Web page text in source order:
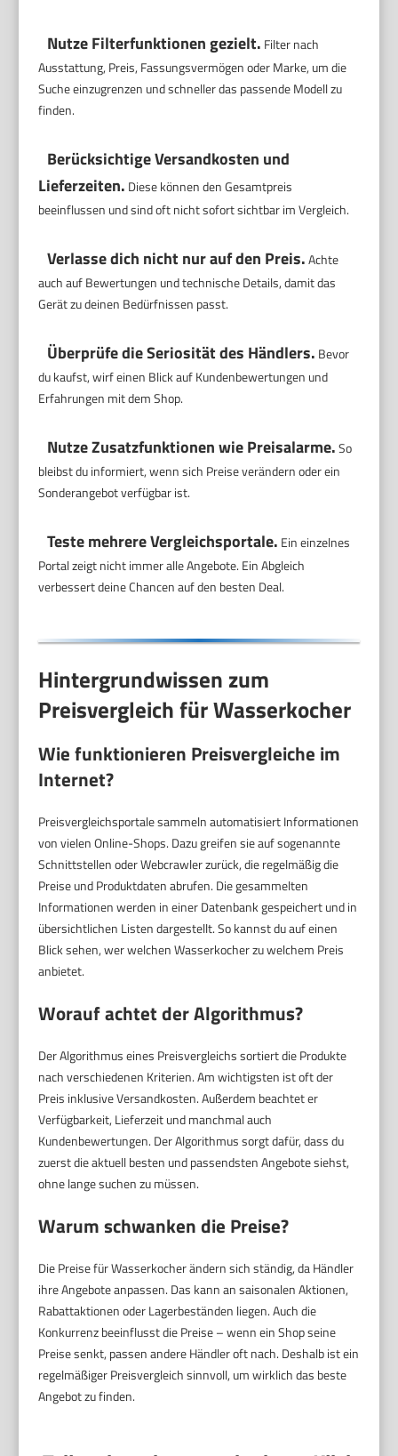
Nutze Filterfunktionen gezielt. Filter nach
Ausstattung, Preis, Fassungsvermögen oder Marke, um die
Suche einzugrenzen und schneller das passende Modell zu
finden.
Berücksichtige Versandkosten und
Lieferzeiten. Diese können den Gesamtpreis
beeinflussen und sind oft nicht sofort sichtbar im Vergleich.
Verlasse dich nicht nur auf den Preis.Achte
auch auf Bewertungen und technische Details, damit das
Gerät zu deinen Bedürfnissen passt.
Überprüfe die Seriosität des Händlers. Bevor
du kaufst, wirf einen Blick auf Kundenbewertungen und
Erfahrungen mit dem Shop.
Nutze Zusatzfunktionen wie Preisalarme.So
bleibst du informiert, wenn sich Preise verändern oder ein
Sonderangebot verfügbar ist.
Teste mehrere Vergleichsportale. Ein einzelnes
Portal zeigt nicht immer alle Angebote. Ein Abgleich
verbessert deine Chancen auf den besten Deal.
Hintergrundwissen zum
Preisvergleich für Wasserkocher
Wie funktionieren Preisvergleiche im
Internet?
Preisvergleichsportale sammeln automatisiert Informationen
von vielen Online-Shops. Dazu greifen sie auf sogenannte
Schnittstellen oder Webcrawler zurück, die regelmäßig die
Preise und Produktdaten abrufen. Die gesammelten
Informationen werden in einer Datenbank gespeichert und in
übersichtlichen Listen dargestellt. So kannst du auf einen
Blick sehen, wer welchen Wasserkocher zu welchem Preis
anbietet.
Worauf achtet der Algorithmus?
Der Algorithmus eines Preisvergleichs sortiert die Produkte
nach verschiedenen Kriterien. Am wichtigsten ist oft der
Preis inklusive Versandkosten. Außerdem beachtet er
Verfügbarkeit, Lieferzeit und manchmal auch
Kundenbewertungen. Der Algorithmus sorgt dafür, dass du
zuerst die aktuell besten und passendsten Angebote siehst,
ohne lange suchen zu müssen.
Warum schwanken die Preise?
Die Preise für Wasserkocher ändern sich ständig, da Händler
ihre Angebote anpassen. Das kann an saisonalen Aktionen,
Rabattaktionen oder Lagerbeständen liegen. Auch die
Konkurrenz beeinflusst die Preise – wenn ein Shop seine
Preise senkt, passen andere Händler oft nach. Deshalb ist ein
regelmäßiger Preisvergleich sinnvoll, um wirklich das beste
Angebot zu finden.